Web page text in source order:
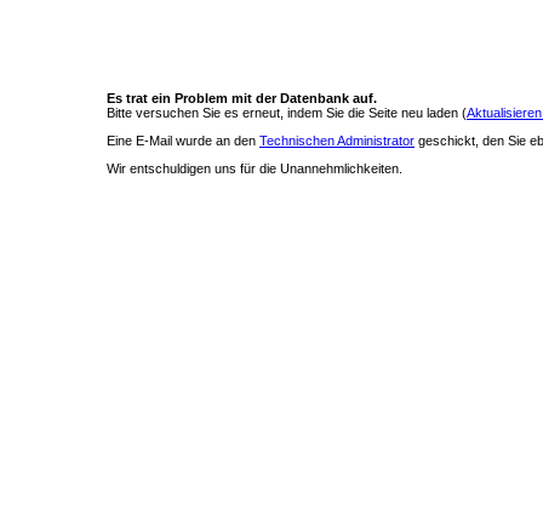
Es trat ein Problem mit der Datenbank auf.
Bitte versuchen Sie es erneut, indem Sie die Seite neu laden (
Eine E-Mail wurde an den Technischen Administrator geschickt, den Sie
Wir entschuldigen uns für die Unannehmlichkeiten.